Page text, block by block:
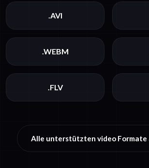
.AVI
.WEBM
.FLV
Alle unterstützten video Formate